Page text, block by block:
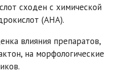
сходен с химической
(AHA).
влияния препаратов,
на морфологические